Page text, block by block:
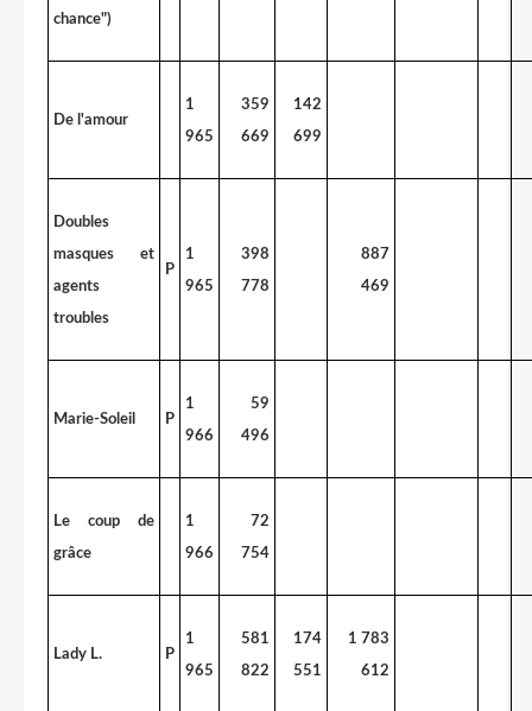
chance")
De l'amour
1
965
359
669
142
699
Doubles
masques et
agents
troubles
P
1
965
398
778
887
469
Marie-Soleil P
1
966
59
496
Le coup de
grâce
1
966
72
754
Lady L. P
1
965
581
822
174
551
1 783
612